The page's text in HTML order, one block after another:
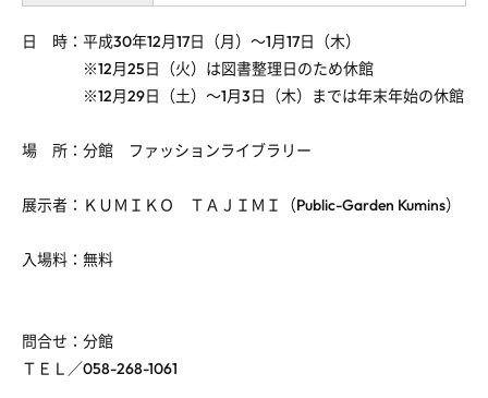
日 時：平成30年12月17日（月）～1月17日（木）
※12月25日（火）は図書整理日のため休館
※12月29日（土）～1月3日（木）までは年末年始の休館
場 所：分館 ファッションライブラリー
展示者：ＫＵＭＩＫＯ ＴＡＪＩＭＩ（Public-Garden Kumins）
入場料：無料
問合せ：分館
ＴＥＬ／058-268-1061